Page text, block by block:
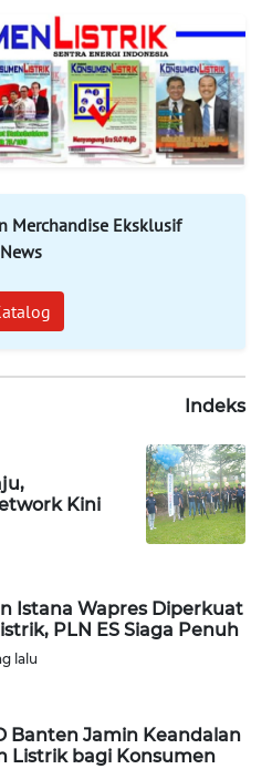
Merchandise Eksklusif
Indeks
Kini
Istana Wapres Diperkuat
PLN ES Siaga Penuh
lalu
Banten Jamin Keandalan
Listrik bagi Konsumen